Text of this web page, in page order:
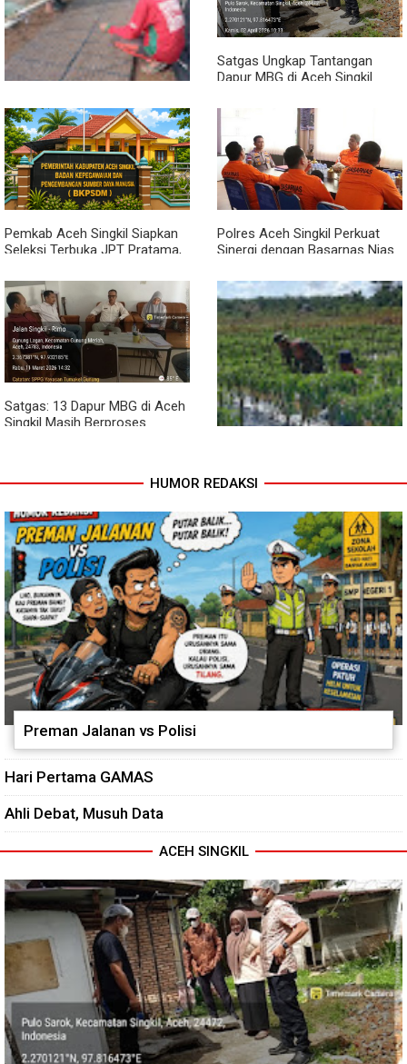
Beri Motivasi Pemuda Calon
Peserta Seleksi Komcad
Harga Pupuk
Dari Bibit Jadi Harapan,
Babinsa Dampingi Warga
Kembangkan Semangka
Satgas Ungkap Tantangan
Dapur MBG di Aceh Singkil
Pemkab Aceh Singkil Siapkan
Seleksi Terbuka JPT Pratama,
Kinerja
Polres Aceh Singkil Perkuat
Sinergi dengan Basarnas Nias
Satgas: 13 Dapur MBG di Aceh
Singkil Masih Berproses
Pendampingan Babinsa
Tanaman Cabai
HUMOR REDAKSI
Preman Jalanan vs Polisi
Hari Pertama GAMAS
Ahli Debat, Musuh Data
ACEH SINGKIL